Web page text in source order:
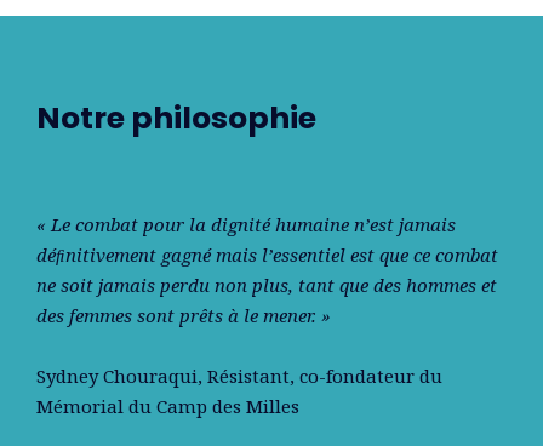
Notre philosophie
« Le combat pour la dignité humaine n’est jamais
déﬁnitivement gagné mais l’essentiel est que ce combat
ne soit jamais perdu non plus, tant que des hommes et
des femmes sont prêts à le mener. »
Sydney Chouraqui, Résistant, co-fondateur du
Mémorial du Camp des Milles